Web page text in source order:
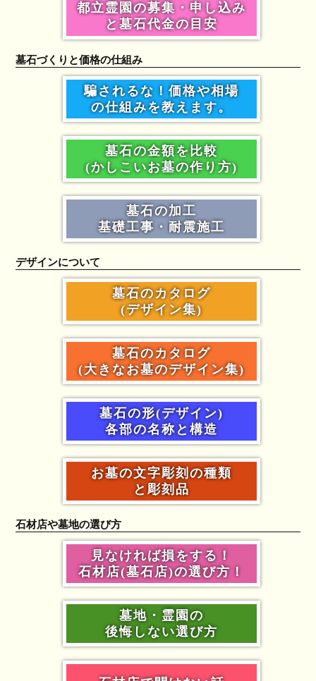
都立霊園の募集・申し込み
と墓石代金の目安
墓石づくりと価格の仕組み
騙されるな！価格や相場
の仕組みを教えます。
墓石の金額を比較
(かしこいお墓の作り方)
墓石の加工
基礎工事・耐震施工
デザインについて
墓石のカタログ
(デザイン集)
墓石のカタログ
(大きなお墓のデザイン集)
墓石の形(デザイン)
各部の名称と構造
お墓の文字彫刻の種類
と彫刻品
石材店や墓地の選び方
見なければ損をする！
石材店(墓石店)の選び方！
墓地・霊園の
後悔しない選び方